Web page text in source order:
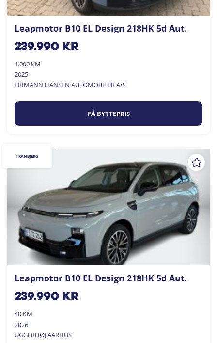
Leapmotor B10 EL Design 218HK 5d Aut.
239.990kr
1.000 KM
2025
FRIMANN HANSEN AUTOMOBILER A/S
FÅ BYTTEPRIS
Leapmotor B10 EL Design 218HK 5d Aut.
239.990kr
40 KM
2026
UGGERHØJ AARHUS
TRANBJERG